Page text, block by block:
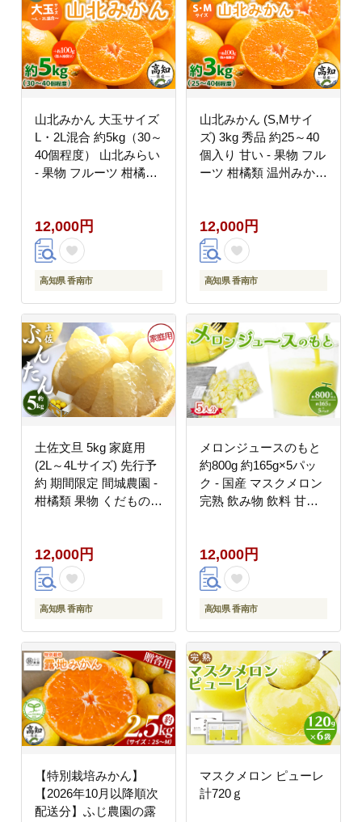
山北みかん 大玉サイズ
L・2L混合 約5kg（30～
40個程度） 山北みらい
- 果物 フルーツ 柑橘類
高知県 香南市 yk-0079
12,000円
高知県 香南市
山北みかん (S,Mサイ
ズ) 3kg 秀品 約25～40
個入り 甘い - 果物 フル
ーツ 柑橘類 温州みかん
い 高知県 香南市 yk-
0080
12,000円
高知県 香南市
土佐文旦 5kg 家庭用
(2L～4Lサイズ) 先行予
約 期間限定 間城農園 -
柑橘類 果物 くだもの
香南市 ms-0094
12,000円
高知県 香南市
メロンジュースのもと
約800g 約165g×5パッ
ク - 国産 マスクメロン
完熟 飲み物 飲料 甘い
ジ 果物 くだもの フル
ーツ めろん 篤農 高知
県 香南市 tn-0032
12,000円
高知県 香南市
【特別栽培みかん】
【2026年10月以降順次
配送分】ふじ農園の露
マスクメロン ピューレ
計720ｇ